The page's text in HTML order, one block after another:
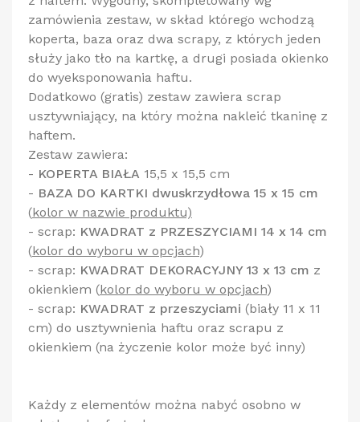
zamówienia zestaw, w skład którego wchodzą
koperta, baza oraz dwa scrapy, z których jeden
służy jako tło na kartkę, a drugi posiada okienko
do wyeksponowania haftu.
Dodatkowo (gratis) zestaw zawiera scrap
usztywniający, na który można nakleić tkaninę z
haftem.
Zestaw zawiera:
- KOPERTA BIAŁA 15,5 x 15,5 cm
- BAZA DO KARTKI dwuskrzydłowa 15 x 15 cm
(kolor w nazwie produktu)
- scrap: KWADRAT z PRZESZYCIAMI 14 x 14 cm
(kolor do wyboru w opcjach)
- scrap: KWADRAT DEKORACYJNY 13 x 13 cm z
okienkiem (kolor do wyboru w opcjach)
- scrap: KWADRAT z przeszyciami (biały 11 x 11
cm) do usztywnienia haftu oraz scrapu z
okienkiem (na życzenie kolor może być inny)
Każdy z elementów można nabyć osobno w